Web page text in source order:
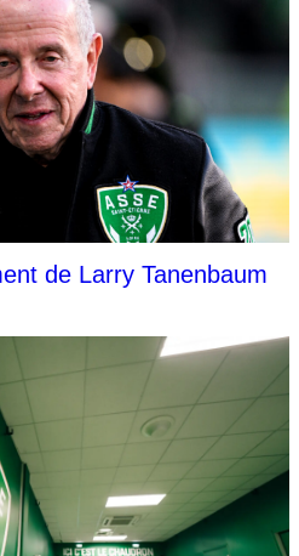
de Larry Tanenbaum